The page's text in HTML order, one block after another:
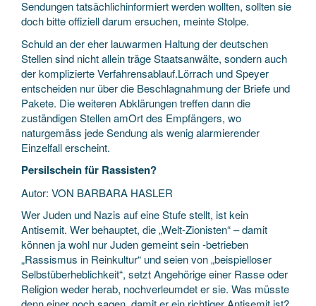
Sendungen tatsächlichinformiert werden wollten, sollten sie
doch bitte offiziell darum ersuchen, meinte Stolpe.
Schuld an der eher lauwarmen Haltung der deutschen
Stellen sind nicht allein träge Staatsanwälte, sondern auch
der komplizierte Verfahrensablauf.Lörrach und Speyer
entscheiden nur über die Beschlagnahmung der Briefe und
Pakete. Die weiteren Abklärungen treffen dann die
zuständigen Stellen amOrt des Empfängers, wo
naturgemäss jede Sendung als wenig alarmierender
Einzelfall erscheint.
Persilschein für Rassisten?
Autor: VON BARBARA HASLER
Wer Juden und Nazis auf eine Stufe stellt, ist kein
Antisemit. Wer behauptet, die „Welt-Zionisten“ – damit
können ja wohl nur Juden gemeint sein -betrieben
„Rassismus in Reinkultur“ und seien von „beispielloser
Selbstüberheblichkeit“, setzt Angehörige einer Rasse oder
Religion weder herab, nochverleumdet er sie. Was müsste